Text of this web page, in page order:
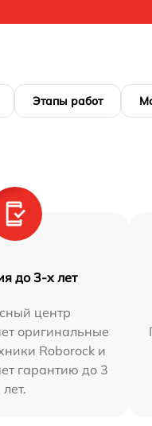
Этапы работ
до 3-х лет
центр
оригинальные
Roborock и
гарантию до 3
лет.